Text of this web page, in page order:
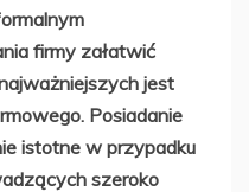
firmy załatwić
jest
Posiadanie
istotne w przypadku
szeroko